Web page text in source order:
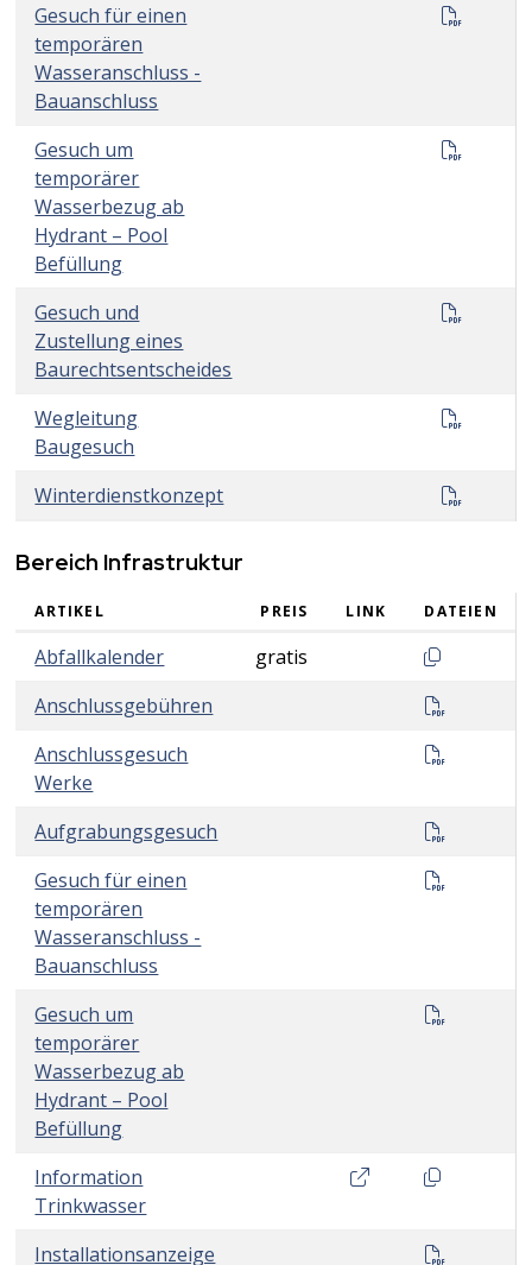
Gesuch für einen
temporären
Wasseranschluss -
Bauanschluss
Gesuch um
temporärer
Wasserbezug ab
Hydrant – Pool
Befüllung
Gesuch und
Zustellung eines
Baurechtsentscheides
Wegleitung
Baugesuch
Winterdienstkonzept
Bereich Infrastruktur
Bereich Infrastruktur
ARTIKEL PREIS LINK DATEIEN
Abfallkalender gratis
Anschlussgebühren
Anschlussgesuch
Werke
Aufgrabungsgesuch
Gesuch für einen
temporären
Wasseranschluss -
Bauanschluss
Gesuch um
temporärer
Wasserbezug ab
Hydrant – Pool
Befüllung
Information
Trinkwasser
trinkwasser.ch
Installationsanzeige